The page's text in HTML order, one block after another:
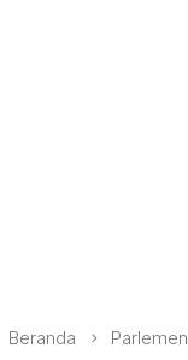
Beranda Parlemen